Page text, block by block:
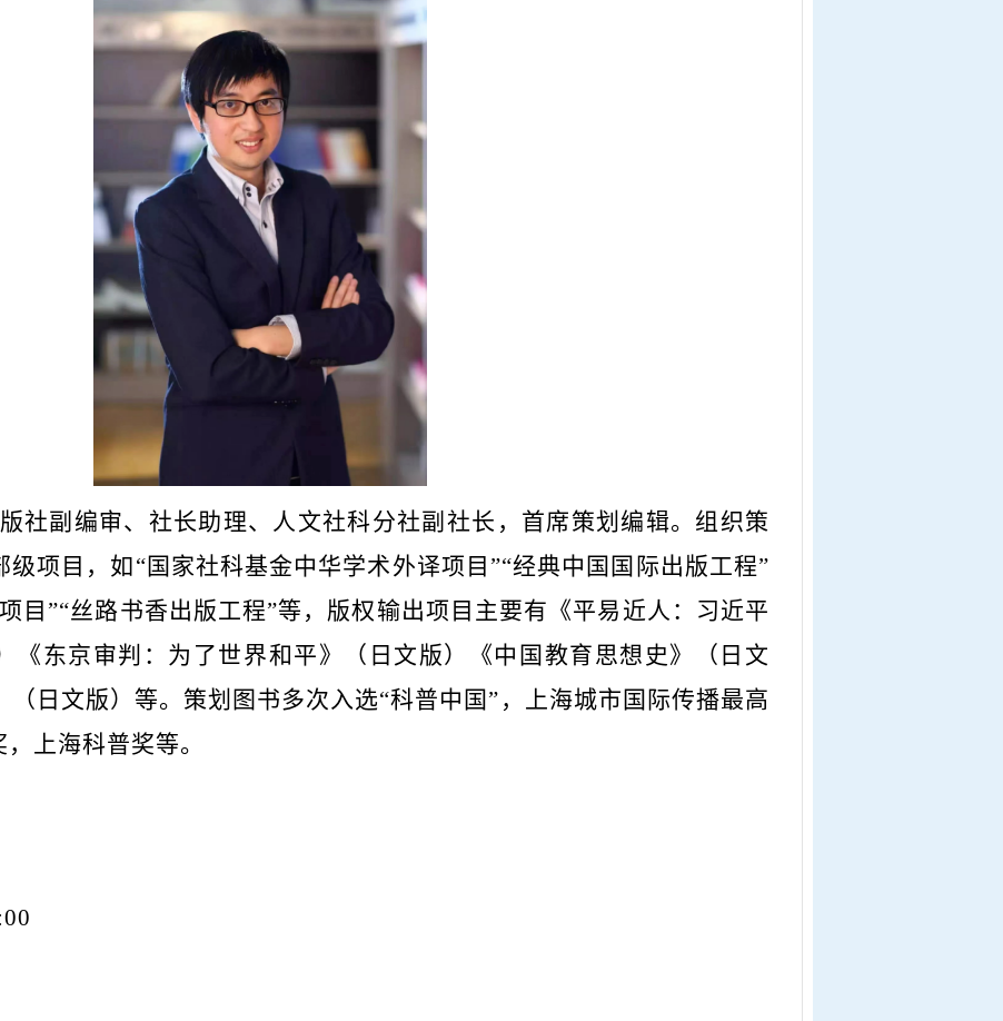
社副编审、社长助理、人文社科分社副社长，首席策划编辑。组织策
级项目，如“国家社科基金中华学术外译项目”“经典中国国际出版工程”
目”“丝路书香出版工程”等，版权输出项目主要有《平易近人：习近平
《东京审判：为了世界和平》（日文版）《中国教育思想史》（日文
日文版）等。策划图书多次入选“科普中国”，上海城市国际传播最高
上海科普奖等。